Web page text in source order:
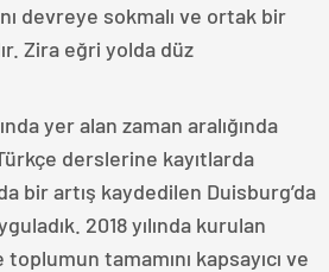
devreye sokmalı ve ortak bir
Zira eğri yolda düz
yer alan zaman aralığında
derslerine kayıtlarda
bir artış kaydedilen Duisburg’da
2018 yılında kurulan
tamamını kapsayıcı ve